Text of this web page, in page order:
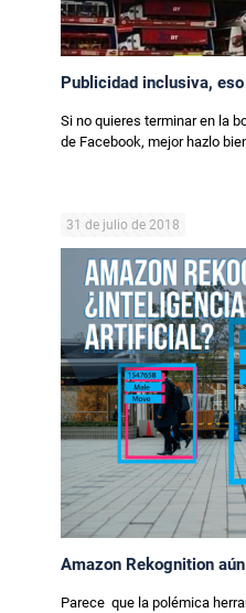
Publicidad inclusiva,
Si no quieres terminar en la
de Facebook, mejor hazlo
31 de julio de 2018
Amazon Rekognition
Parece que la polémica